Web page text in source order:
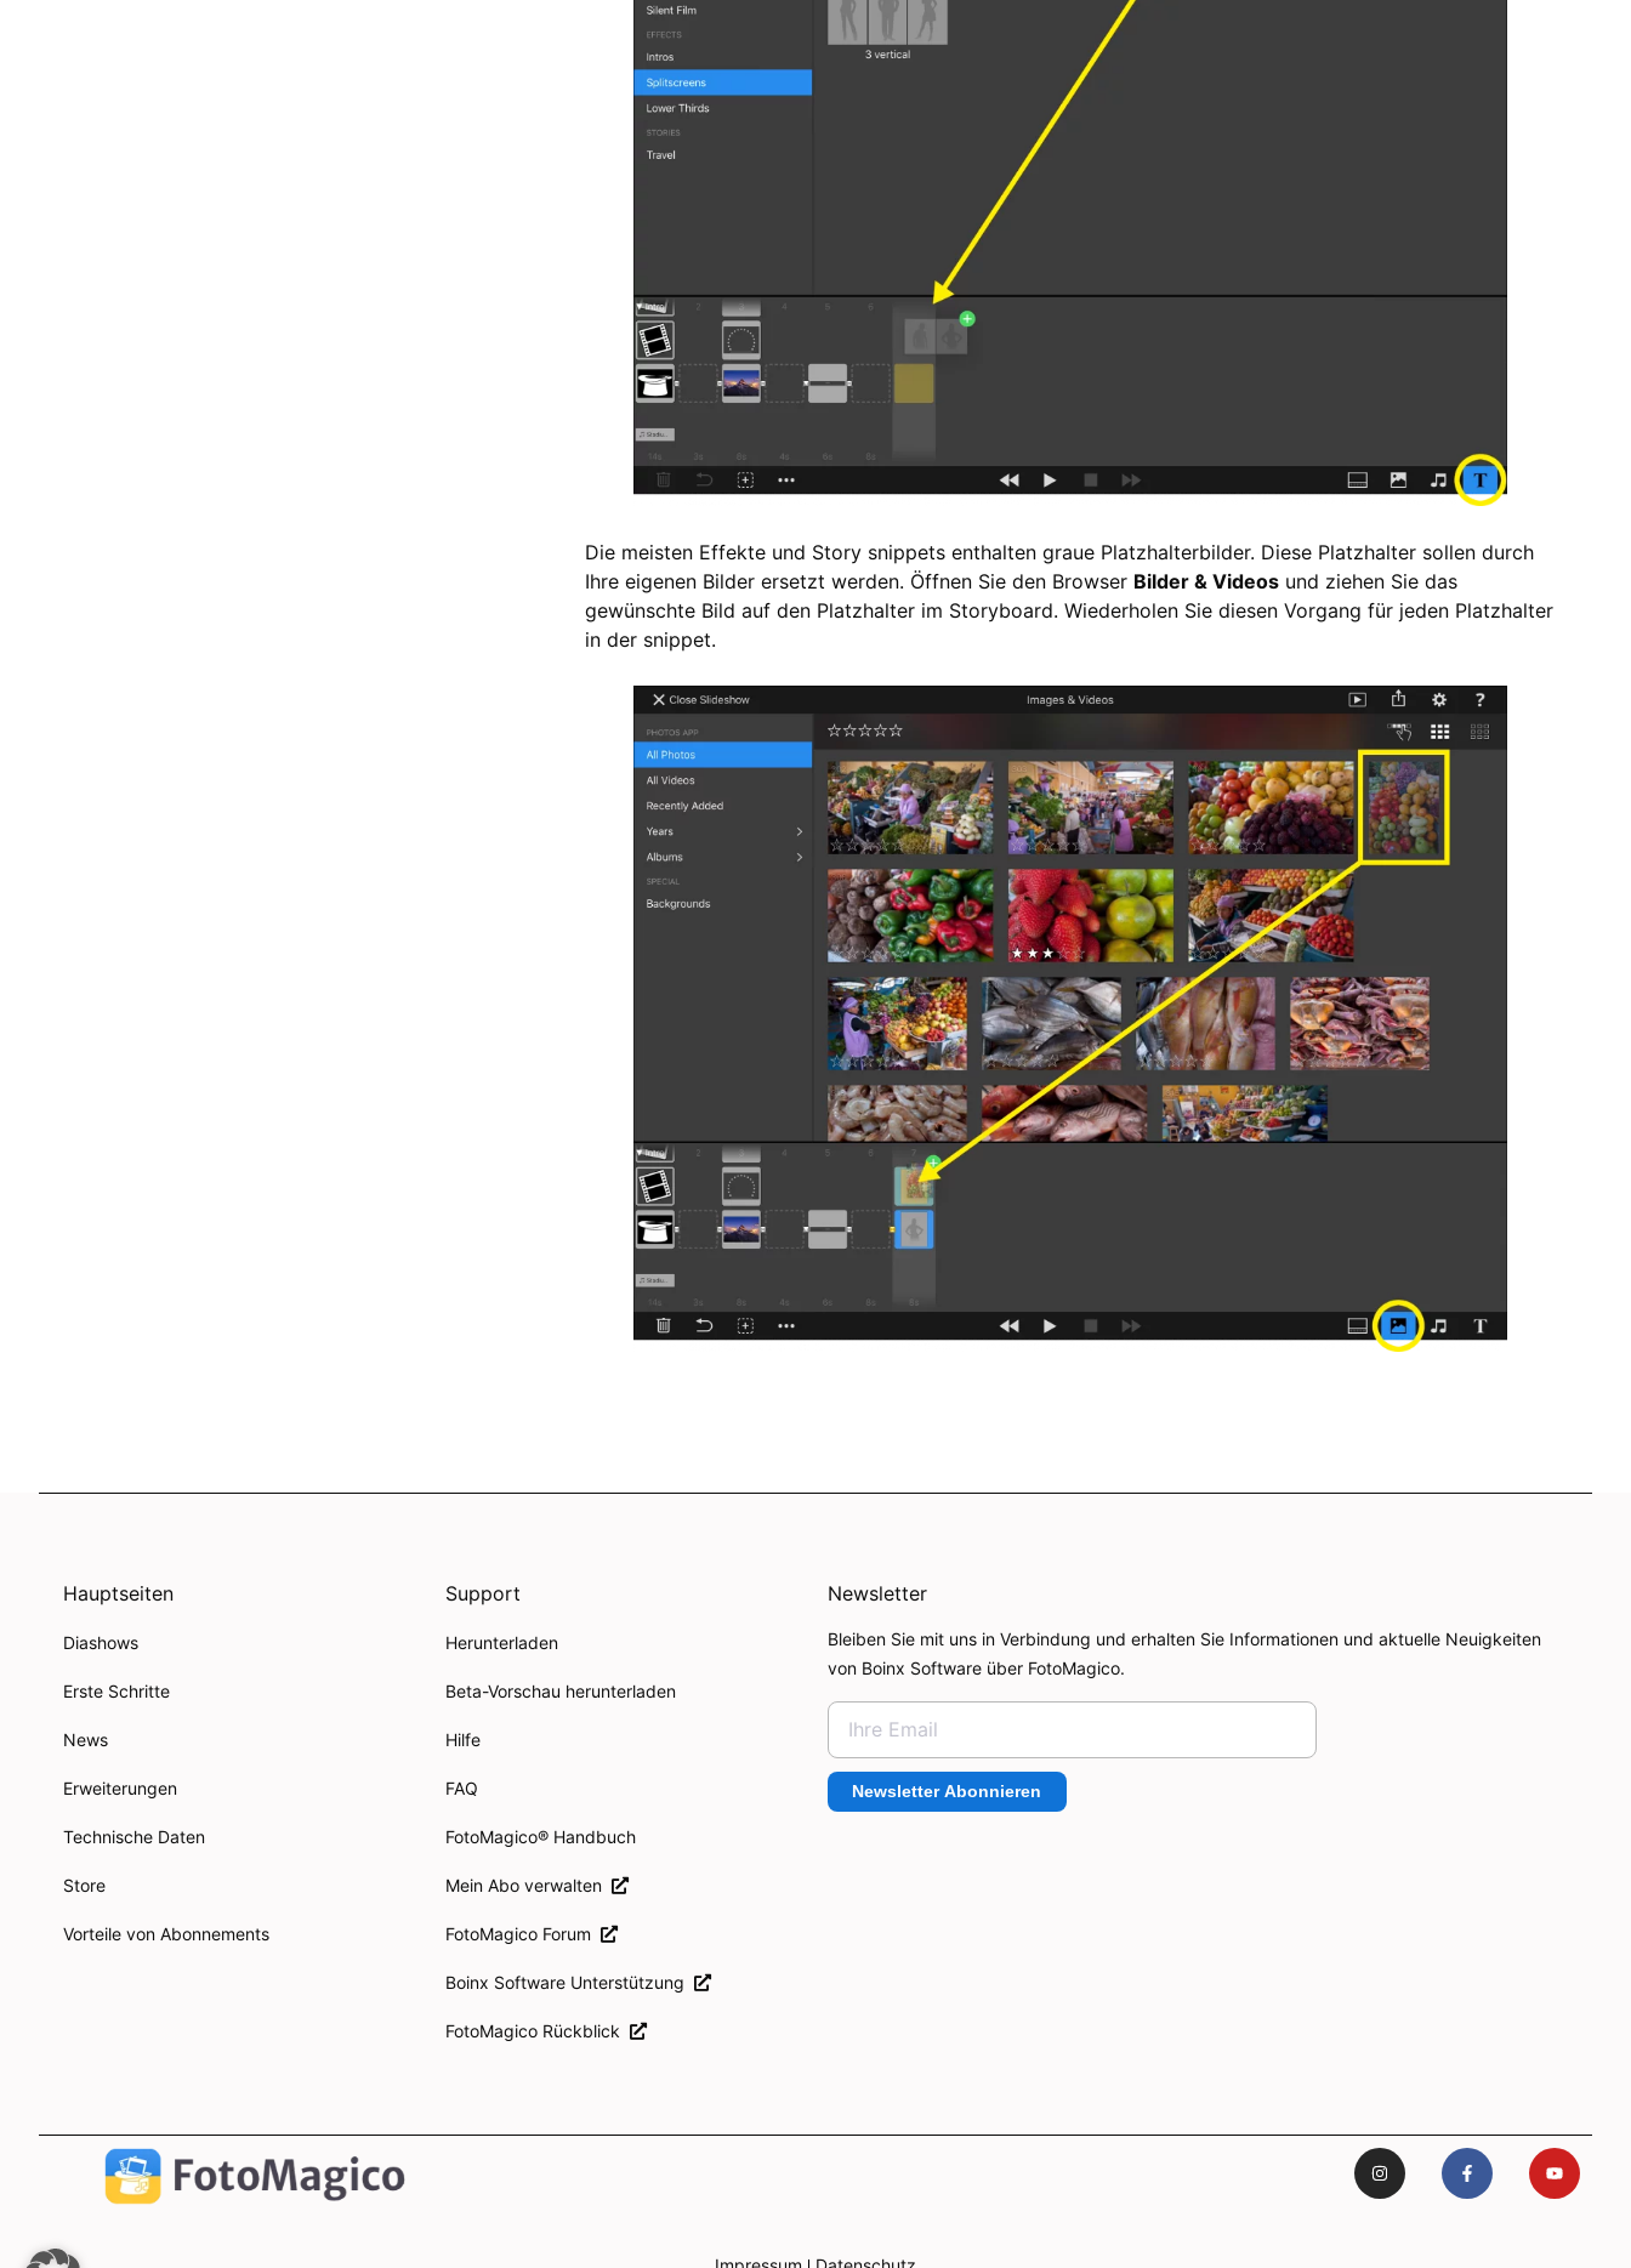
Die meisten Effekte und Story snippets enthalten graue Platzhalterbilder. Diese Platzhalter sollen durch
Ihre eigenen Bilder ersetzt werden. Öffnen Sie den Browser Bilder & Videos und ziehen Sie das
gewünschte Bild auf den Platzhalter im Storyboard. Wiederholen Sie diesen Vorgang für jeden Platzhalter
in der snippet.
Hauptseiten
Diashows
Erste Schritte
News
Erweiterungen
Technische Daten
Store
Vorteile von Abonnements
Support
Herunterladen
Beta-Vorschau herunterladen
Hilfe
FAQ
FotoMagico® Handbuch
Mein Abo verwalten
FotoMagico Forum
Boinx Software Unterstützung
FotoMagico Rückblick
Newsletter
Bleiben Sie mit uns in Verbindung und erhalten Sie Informationen und aktuelle Neuigkeiten
von Boinx Software über FotoMagico.
Newsletter Abonnieren